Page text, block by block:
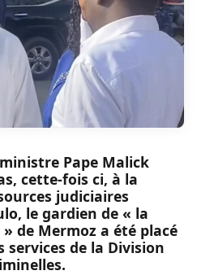
ministre Pape Malick
cette-fois ci, à la
judiciaires
le gardien de « la
de Mermoz a été placé
services de la Division